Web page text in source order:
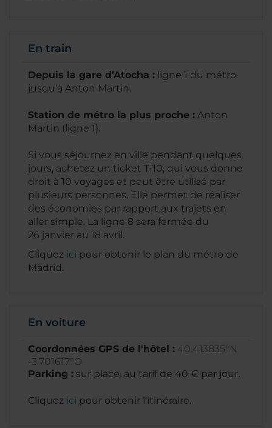
En train
Depuis la gare d’Atocha : ligne 1 du métro
jusqu’à Anton Martin.
Station de métro la plus proche : Anton
Martin (ligne 1).
Si vous séjournez en ville pendant quelques
jours, achetez un ticket T-10, qui vous donne
droit à 10 voyages et peut être utilisé par
plusieurs personnes. Elle permet de réaliser
des économies par rapport aux trajets en
aller simple. La ligne 8 sera fermée du
26 janvier au 18 avril.
Cliquez ici pour obtenir le plan du métro de
Madrid.
En voiture
Coordonnées GPS de l'hôtel : 40.413835°N
-3.701617°O
Parking : sur place, au tarif de 40 € par jour.
Cliquez ici pour obtenir l'itinéraire.